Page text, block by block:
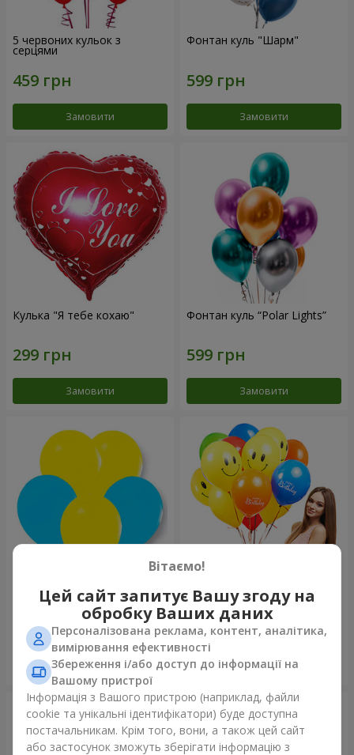
5 червоних кульок з
серцями
Замовити
Фонтан куль "Шарм"
Замовити
Кулька "Я тебе кохаю"
Замовити
Фонтан куль “Polar Lights”
Замовити
Колекція куль "Україна"
Замовити
Колекція кульок "Веселий
День Народження" - 7
кульок
Замовити
Вітаємо!
Цей сайт запитує Вашу згоду на
обробку Ваших даних
Персоналізована реклама, контент, аналітика,
вимірювання ефективності
Збереження і/або доступ до інформації на
Вашому пристрої
Інформація з Вашого пристрою (наприклад, файли
cookie та унікальні ідентифікатори) буде доступна
постачальникам. Крім того, вони, а також цей сайт
або застосунок зможуть зберігати інформацію з